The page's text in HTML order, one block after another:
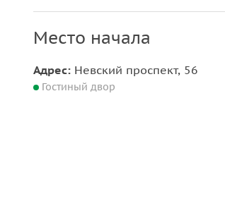
Место начала
Адрес: Невский проспект, 56
Гостиный двор